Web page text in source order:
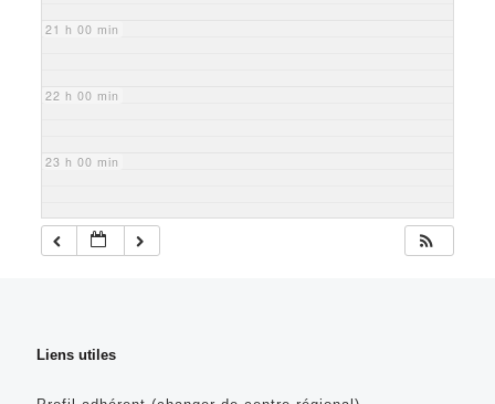
21 h 00 min
22 h 00 min
23 h 00 min
Liens utiles